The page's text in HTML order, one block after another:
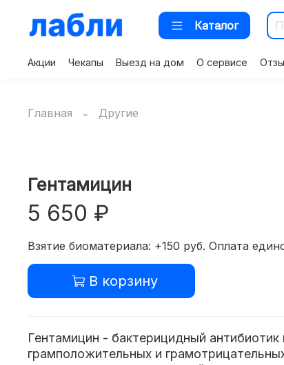
Каталог
Акции Чекапы Выезд на дом О сервисе
Главная Другие
Гентамицин
5 650 ₽
Взятие биоматериала: +150 руб. Оплата
В корзину
Гентамицин - бактерицидный
грамположительных и